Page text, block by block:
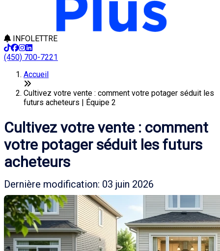
INFOLETTRE
(450) 700-7221
Accueil
Cultivez votre vente : comment votre potager séduit les
futurs acheteurs | Équipe 2
Cultivez votre vente : comment
votre potager séduit les futurs
acheteurs
Dernière modification: 03 juin 2026